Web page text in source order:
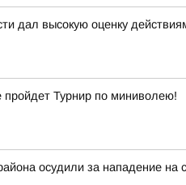
дал высокую оценку
пройдет Турнир по миниволею!
осудили за нападение на